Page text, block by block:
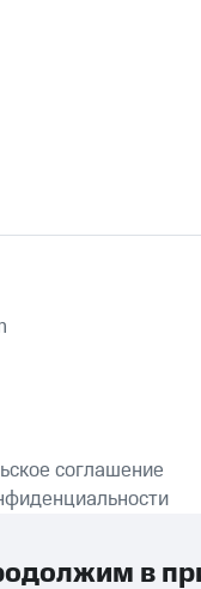
СКАЧАТЬ
соглашение